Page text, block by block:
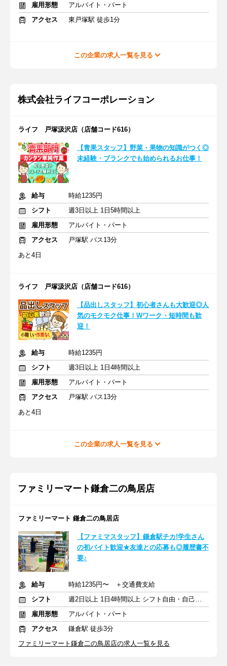
雇用形態
アルバイト・パート
アクセス
東戸塚駅 徒歩1分
この企業の求人一覧を見る
株式会社ライフコーポレーション
ライフ 戸塚汲沢店（店舗コード616）
【青果スタッフ】野菜・果物の知識がつく◎
未経験・ブランクでも始められるお仕事！
給与
時給1235円
シフト
週3日以上 1日5時間以上
雇用形態
アルバイト・パート
アクセス
戸塚駅 バス13分
あと4日
ライフ 戸塚汲沢店（店舗コード616）
【品出しスタッフ】初心者さんも大歓迎◎人
気のモクモク仕事！Wワーク・短時間も歓
迎！
給与
時給1235円
シフト
週3日以上 1日4時間以上
雇用形態
アルバイト・パート
アクセス
戸塚駅 バス13分
あと4日
この企業の求人一覧を見る
ファミリーマート鎌倉二の鳥居店
ファミリーマート 鎌倉二の鳥居店
【ファミマスタッフ】鎌倉駅チカ!学生さん
の初バイト歓迎★友達との応募も◎履歴書不
要♪
給与
時給1235円〜 ＋交通費支給
シフト
週2日以上 1日4時間以上 シフト自由・自己申告
雇用形態
アルバイト・パート
アクセス
鎌倉駅 徒歩3分
ファミリーマート鎌倉二の鳥居店の求人一覧を見る